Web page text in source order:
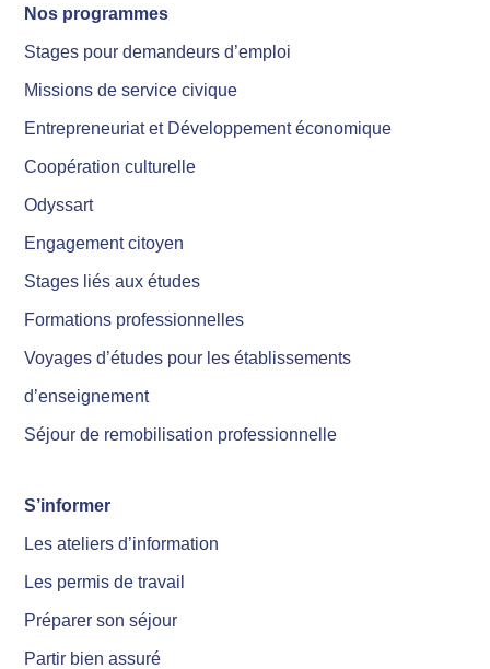
Nos programmes
Stages pour demandeurs d’emploi
Missions de service civique
Entrepreneuriat et Développement économique
Coopération culturelle
Odyssart
Engagement citoyen
Stages liés aux études
Formations professionnelles
Voyages d’études pour les établissements
d’enseignement
Séjour de remobilisation professionnelle
S’informer
Les ateliers d’information
Les permis de travail
Préparer son séjour
Partir bien assuré